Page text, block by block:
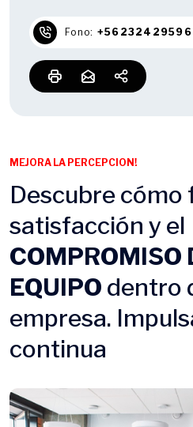
Fono: +56232429596
MEJORA LA PERCEPCION!
Descubre cómo
satisfacción y el
COMPROMISO
EQUIPO dentro
empresa.
continua